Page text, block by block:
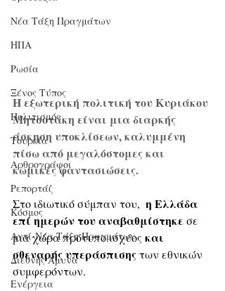
Νέα Τάξη Πραγμάτων
ΗΠΑ
Ρωσία
Ξένος Τύπος
Πολιτισμός
Τουρκία
Αρθρογράφοι
Ρεπορτάζ
Κόσμος
Αντί-Νέα Τάξη Πραγμάτων
Διεθνής Άμυνα
Ενέργεια
Η εξωτερική πολιτική του Κυριάκου
Μητσοτάκη είναι μια διαρκής
άσκηση υποκλίσεων, καλυμμένη
πίσω από μεγαλόστομες και
κωμικές φαντασιώσεις.
Στο ιδιωτικό σύμπαν του, η Ελλάδα
επί ημερών του αναβαθμίστηκε σε
μια χώρα πρότυπο ισχύος και
σθεναρής υπεράσπισης των εθνικών
συμφερόντων.